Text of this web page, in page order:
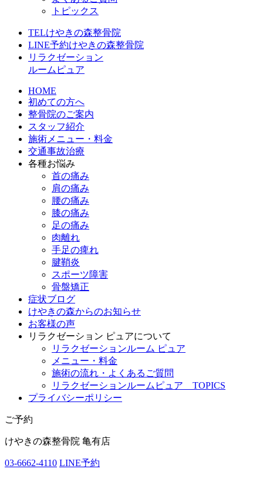
トピックス
TELけやきの森整骨院
LINE予約けやきの森整骨院
リラクゼーション
ルームピュア
HOME
初めての方へ
整骨院のご案内
スタッフ紹介
施術メニュー・料金
交通事故治療
各種お悩み
首の痛み
肩の痛み
腰の痛み
膝の痛み
足の痛み
肉離れ
手足の痺れ
腱鞘炎
スポーツ障害
骨盤矯正
症状ブログ
けやきの森からのお知らせ
お客様の声
リラクゼーション ピュアについて
リラクゼーションルーム ピュア
メニュー・料金
施術の流れ・よくあるご質問
リラクゼーションルームピュア TOPICS
プライバシーポリシー
ご予約
けやきの森整骨院 亀有店
03-6662-4110 LINE予約